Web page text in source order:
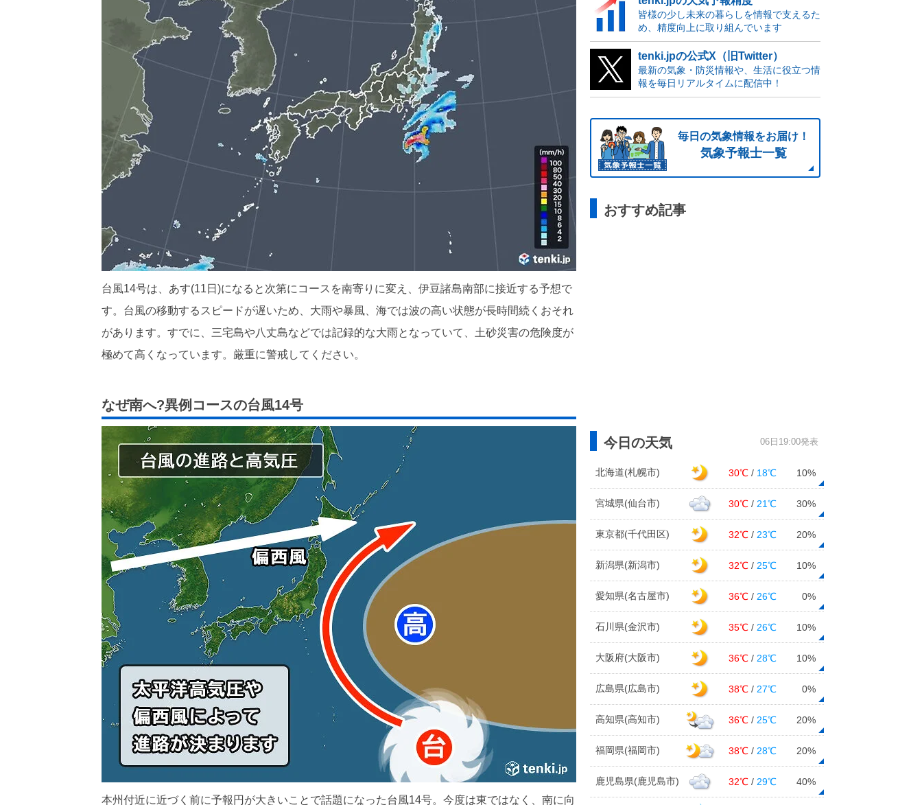
台風14号は、あす(11日)になると次第にコースを南寄りに変え、伊豆諸島南部に接近する予想で
す。台風の移動するスピードが遅いため、大雨や暴風、海では波の高い状態が長時間続くおそれ
があります。すでに、三宅島や八丈島などでは記録的な大雨となっていて、土砂災害の危険度が
極めて高くなっています。厳重に警戒してください。
なぜ南へ?異例コースの台風14号
本州付近に近づく前に予報円が大きいことで話題になった台風14号。今度は東ではなく、南に向
皆様の少し未来の暮らしを情報で支えるた
め、精度向上に取り組んでいます
tenki.jpの公式X（旧Twitter）
最新の気象・防災情報や、生活に役立つ情
報を毎日リアルタイムに配信中！
毎日の気象情報をお届け！
気象予報士一覧
おすすめ記事
今日の天気 06日19:00発表
北海道(札幌市) 30℃ / 18℃ 10%
宮城県(仙台市) 30℃ / 21℃ 30%
東京都(千代田区) 32℃ / 23℃ 20%
新潟県(新潟市) 32℃ / 25℃ 10%
愛知県(名古屋市) 36℃ / 26℃ 0%
石川県(金沢市) 35℃ / 26℃ 10%
大阪府(大阪市) 36℃ / 28℃ 10%
広島県(広島市) 38℃ / 27℃ 0%
高知県(高知市) 36℃ / 25℃ 20%
福岡県(福岡市) 38℃ / 28℃ 20%
鹿児島県(鹿児島市) 32℃ / 29℃ 40%